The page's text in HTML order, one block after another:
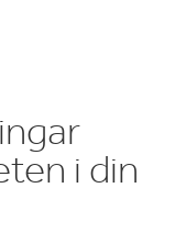
i din